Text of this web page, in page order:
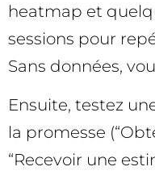
heatmap et
sessions pour
Sans données,
Ensuite, testez
la promesse
“Recevoir une